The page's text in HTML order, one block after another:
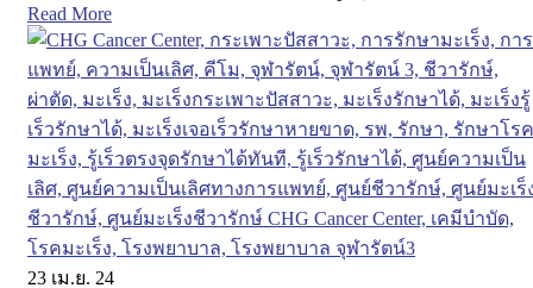
Read More
23 เม.ย. 24